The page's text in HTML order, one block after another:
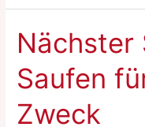
11.09.2019
19
Nächster
Saufen
Zweck